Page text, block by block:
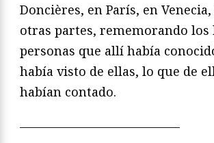
Doncières, en París, en
otras partes, rememorando los
personas que allí había
había visto de ellas, lo que de
habían contado.
—————————————